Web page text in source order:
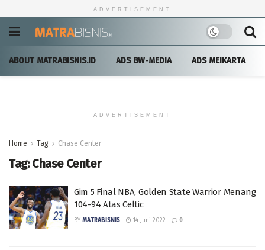
ADVERTISEMENT
ABOUT MATRABISNIS.ID ADS BW-MEDIA ADS MEIKARTA
ADVERTISEMENT
Home Tag Chase Center
Tag:Chase Center
Gim 5 Final NBA, Golden State Warrior Menang
104-94 Atas Celtic
BY MATRABISNIS 14 Juni 2022 0